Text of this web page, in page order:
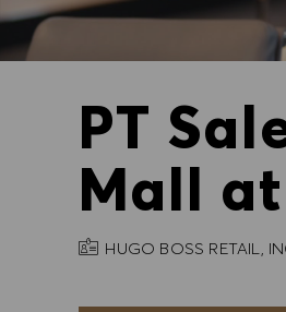
PT
Mall
FIRMENNAME
HUGO BOSS RETAIL,